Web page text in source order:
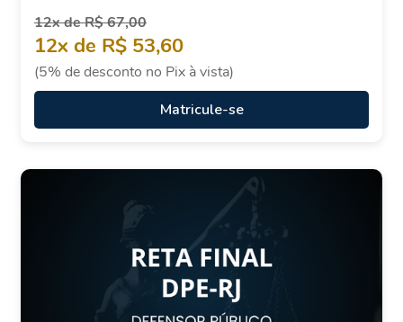
12x de R$ 67,00
12x de R$ 53,60
(5% de desconto no Pix à vista)
Matricule-se